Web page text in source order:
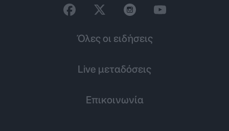
Όλες οι ειδήσεις
Live μεταδόσεις
Επικοινωνία